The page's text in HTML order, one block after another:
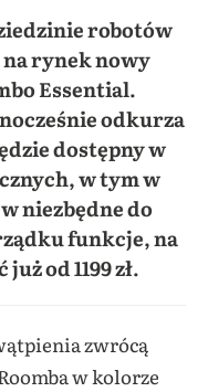
robotów
rynek nowy
Essential.
odkurza
dostępny w
w tym w
niezbędne do
funkcje, na
od 1199 zł.
zwrócą
w kolorze